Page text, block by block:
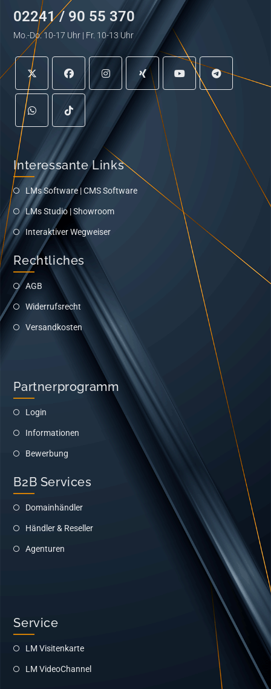
02241 / 90 55 370
Mo.-Do. 10-17 Uhr | Fr. 10-13 Uhr
Interessante Links
LMs Software | CMS Software
LMs Studio | Showroom
Interaktiver Wegweiser
Rechtliches
AGB
Widerrufsrecht
Versandkosten
Partnerprogramm
Login
Informationen
Bewerbung
B2B Services
Domainhändler
Händler & Reseller
Agenturen
Service
LM Visitenkarte
LM VideoChannel